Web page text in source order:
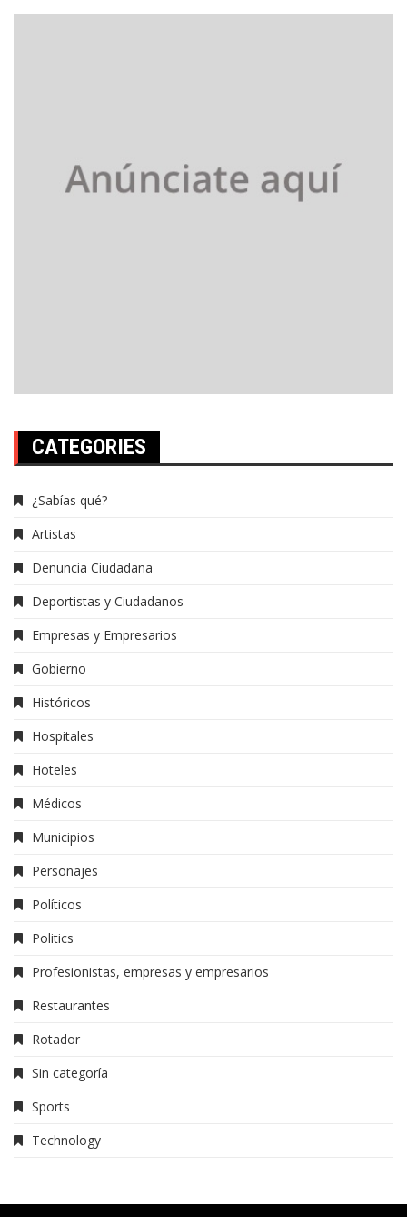
CATEGORIES
¿Sabías qué?
Artistas
Denuncia Ciudadana
Deportistas y Ciudadanos
Empresas y Empresarios
Gobierno
Históricos
Hospitales
Hoteles
Médicos
Municipios
Personajes
Políticos
Politics
Profesionistas, empresas y empresarios
Restaurantes
Rotador
Sin categoría
Sports
Technology